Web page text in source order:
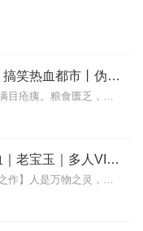
第九特区丨头陀渊演播丨搞笑热血都市丨伪戒丨VIP免费多人有声剧
【内容简介】灾变过后，大地满目疮痍。粮食匮乏，资源紧俏，局势混乱……一位从待规划区杀出来的青年，背对着漫天黄沙，孤身来到九区谋生，却不曾想偶然结识三五好友，一念...
蛊真人｜大爱仙尊｜热血｜老宝玉｜多人VIP免费有声剧
内容简介【黑暗文反派流封神之作】人是万物之灵，蛊是天地真精。一个穿越者不断重生的故事。一个养蛊、炼蛊、用蛊的奇特世界。配音组（男角色）老宝玉旁白...